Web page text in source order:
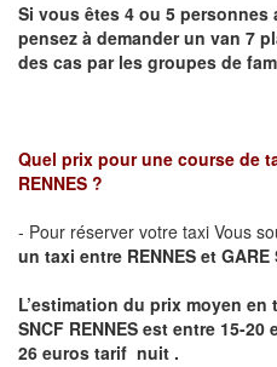
Si vous êtes 4 ou 5
pensez à demander un van 7
des cas par les groupes de
Quel prix pour une course de
RENNES ?
- Pour réserver votre taxi Vous
un taxi entre RENNES et GARE
L’estimation du prix moyen en
SNCF RENNES est entre 15-20
26 euros tarif nuit .